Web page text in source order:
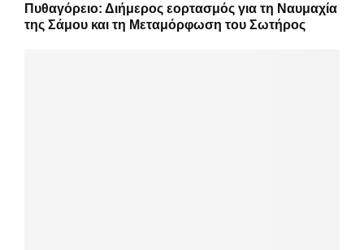
Πυθαγόρειο: Διήμερος εορτασμός για τη Ναυμαχία
της Σάμου και τη Μεταμόρφωση του Σωτήρος